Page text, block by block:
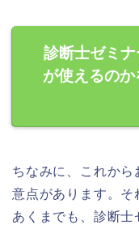
診断士ゼミ
が使えるの
ちなみに、これから
意点があります。そ
あくまでも、診断士